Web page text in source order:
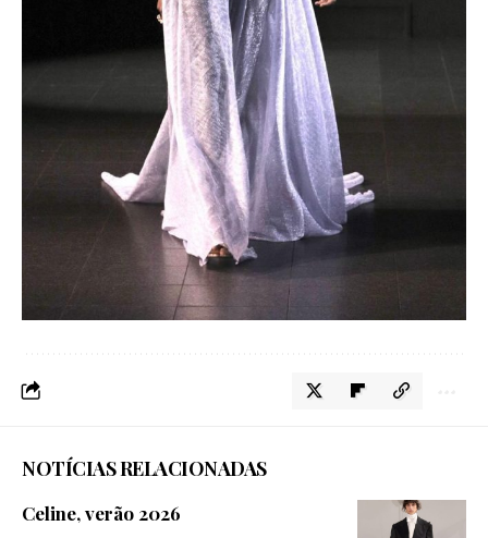
NOTÍCIAS RELACIONADAS
Celine, verão 2026